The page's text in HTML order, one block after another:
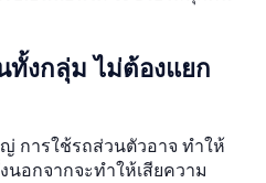
ทั้งกลุ่ม ไม่ต้องแยก
การใช้รถส่วนตัวอาจ ทำให้
อกจากจะทำให้เสียความ